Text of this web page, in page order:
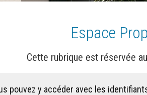
Espace
Cette rubrique est réservée
pouvez y accéder avec les